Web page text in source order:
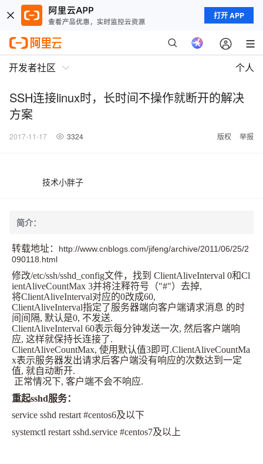
打开 APP
开发者社区 个人
SSH连接linux时，长时间不操作就断开的解决
方案
2017-11-17 3324 版权 举报
技术小胖子
简介：
转载地址： http://www.cnblogs.com/jifeng/archive/2011/06/25/2
090118.html
修改/etc/ssh/sshd_config文件，找到 ClientAliveInterval 0和Cl
ientAliveCountMax 3并将注释符号（"#"）去掉,
将ClientAliveInterval对应的0改成60,
ClientAliveInterval指定了服务器端向客户端请求消息 的时
间间隔, 默认是0, 不发送.
ClientAliveInterval 60表示每分钟发送一次, 然后客户端响
应, 这样就保持长连接了.
ClientAliveCountMax, 使用默认值3即可.ClientAliveCountMa
x表示服务器发出请求后客户端没有响应的次数达到一定
值, 就自动断开.
正常情况下, 客户端不会不响应.
重起sshd服务：
service sshd restart #centos6及以下
systemctl restart sshd.service #centos7及以上